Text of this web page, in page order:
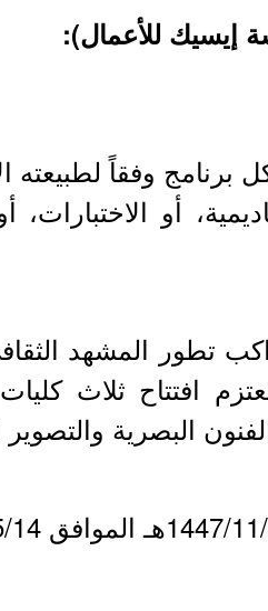
وفقاً لطبيعته
أو
تطور المشهد
البصرية